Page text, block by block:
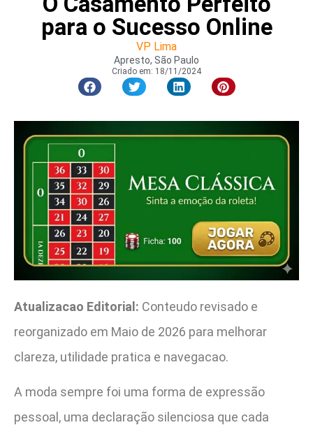
para o Sucesso Online
VP Lima
Apresto, São Paulo
Criado em: 18/11/2024
Atualizacao Editorial: Conteudo revisado e
reorganizado em Maio de 2026 para melhorar
clareza, utilidade pratica e navegacao.
A moda sempre foi uma forma de expressão
pessoal, uma declaração silenciosa que cada